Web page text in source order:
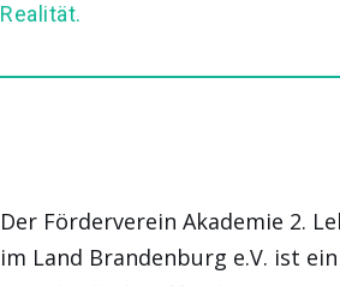
Realität.
Der Förderverein Akademie 2.
im Land Brandenburg e.V. ist ein